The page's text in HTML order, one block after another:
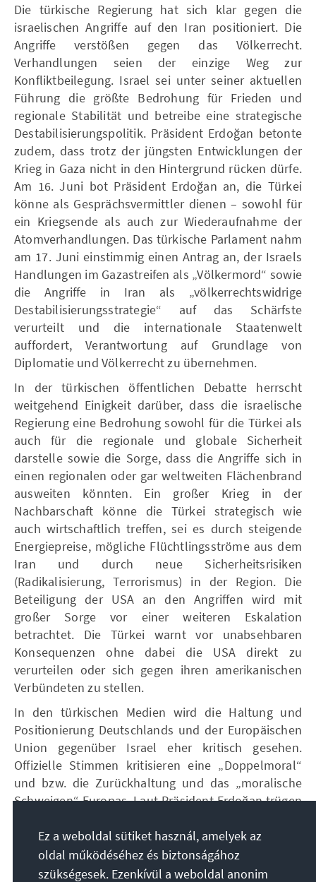
Die türkische Regierung hat sich klar gegen die
israelischen Angriffe auf den Iran positioniert. Die
Angriffe verstößen gegen das Völkerrecht.
Verhandlungen seien der einzige Weg zur
Konfliktbeilegung. Israel sei unter seiner aktuellen
Führung die größte Bedrohung für Frieden und
regionale Stabilität und betreibe eine strategische
Destabilisierungspolitik. Präsident Erdoğan betonte
zudem, dass trotz der jüngsten Entwicklungen der
Krieg in Gaza nicht in den Hintergrund rücken dürfe.
Am 16. Juni bot Präsident Erdoğan an, die Türkei
könne als Gesprächsvermittler dienen – sowohl für
ein Kriegsende als auch zur Wiederaufnahme der
Atomverhandlungen. Das türkische Parlament nahm
am 17. Juni einstimmig einen Antrag an, der Israels
Handlungen im Gazastreifen als „Völkermord“ sowie
die Angriffe in Iran als „völkerrechtswidrige
Destabilisierungsstrategie“ auf das Schärfste
verurteilt und die internationale Staatenwelt
auffordert, Verantwortung auf Grundlage von
Diplomatie und Völkerrecht zu übernehmen.
In der türkischen öffentlichen Debatte herrscht
weitgehend Einigkeit darüber, dass die israelische
Regierung eine Bedrohung sowohl für die Türkei als
auch für die regionale und globale Sicherheit
darstelle sowie die Sorge, dass die Angriffe sich in
einen regionalen oder gar weltweiten Flächenbrand
ausweiten könnten. Ein großer Krieg in der
Nachbarschaft könne die Türkei strategisch wie
auch wirtschaftlich treffen, sei es durch steigende
Energiepreise, mögliche Flüchtlingsströme aus dem
Iran und durch neue Sicherheitsrisiken
(Radikalisierung, Terrorismus) in der Region. Die
Beteiligung der USA an den Angriffen wird mit
großer Sorge vor einer weiteren Eskalation
betrachtet. Die Türkei warnt vor unabsehbaren
Konsequenzen ohne dabei die USA direkt zu
verurteilen oder sich gegen ihren amerikanischen
Verbündeten zu stellen.
In den türkischen Medien wird die Haltung und
Positionierung Deutschlands und der Europäischen
Union gegenüber Israel eher kritisch gesehen.
Offizielle Stimmen kritisieren eine „Doppelmoral“
und bzw. die Zurückhaltung und das „moralische
Schweigen“ Europas. Laut Präsident Erdoğan trügen
unterstützen oder schweigend zusehen“, ebenso
Mitschuld an der Krise. Die aktuellen Aussagen von
Bundeskanzler Merz wurden von regierungsnahen
Ez a weboldal sütiket használ, amelyek az
oldal működéséhez és biztonságához
szükségesek. Ezenkívül a weboldal anonim